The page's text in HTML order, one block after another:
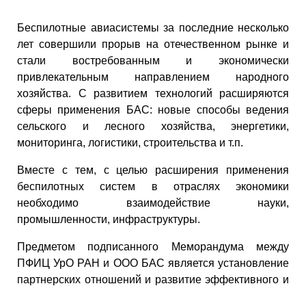
Беспилотные авиасистемы за последние несколько
лет совершили прорыв на отечественном рынке и
стали востребованным и экономически
привлекательным направлением народного
хозяйства. С развитием технологий расширяются
сферы применения БАС: новые способы ведения
сельского и лесного хозяйства, энергетики,
мониторинга, логистики, строительства и т.п.
Вместе с тем, с целью расширения применения
беспилотных систем в отраслях экономики
необходимо взаимодействие науки,
промышленности, инфраструктуры.
Предметом подписанного Меморандума между
ПФИЦ УрО РАН и ООО БАС является установление
партнерских отношений и развитие эффективного и